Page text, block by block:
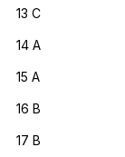
13 C
14 A
15 A
16 B
17 B